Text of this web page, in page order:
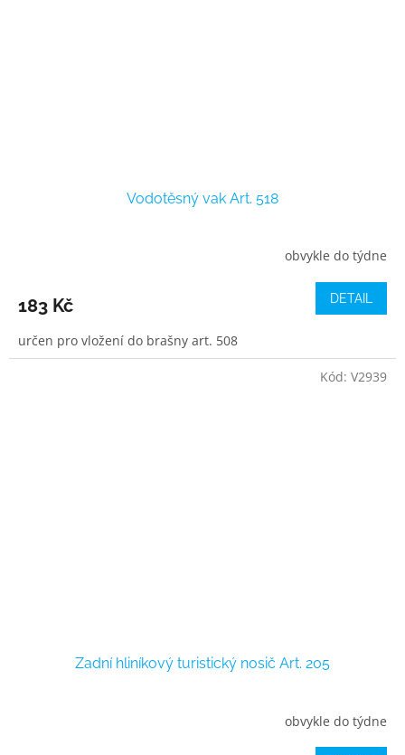
Vodotěsný vak Art. 518
obvykle do týdne
183 Kč DETAIL
určen pro vložení do brašny art. 508
Zadní hliníkový turistický nosič Art. 205
obvykle do týdne
Kód: V2939